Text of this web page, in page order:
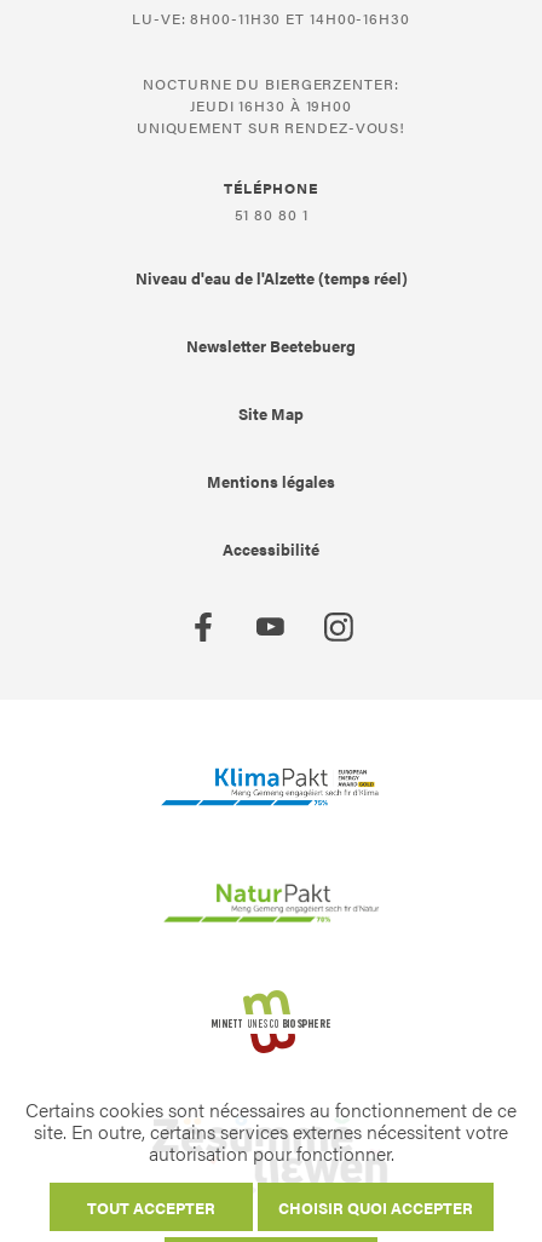
LU-VE: 8H00-11H30 ET 14H00-16H30
NOCTURNE DU BIERGERZENTER:
JEUDI 16H30 À 19H00
UNIQUEMENT SUR RENDEZ-VOUS!
TÉLÉPHONE
51 80 80 1
Niveau d'eau de l'Alzette (temps réel)
Newsletter Beetebuerg
Site Map
Mentions légales
Accessibilité
Certains cookies sont nécessaires au fonctionnement de ce
site. En outre, certains services externes nécessitent votre
autorisation pour fonctionner.
TOUT ACCEPTER CHOISIR QUOI ACCEPTER